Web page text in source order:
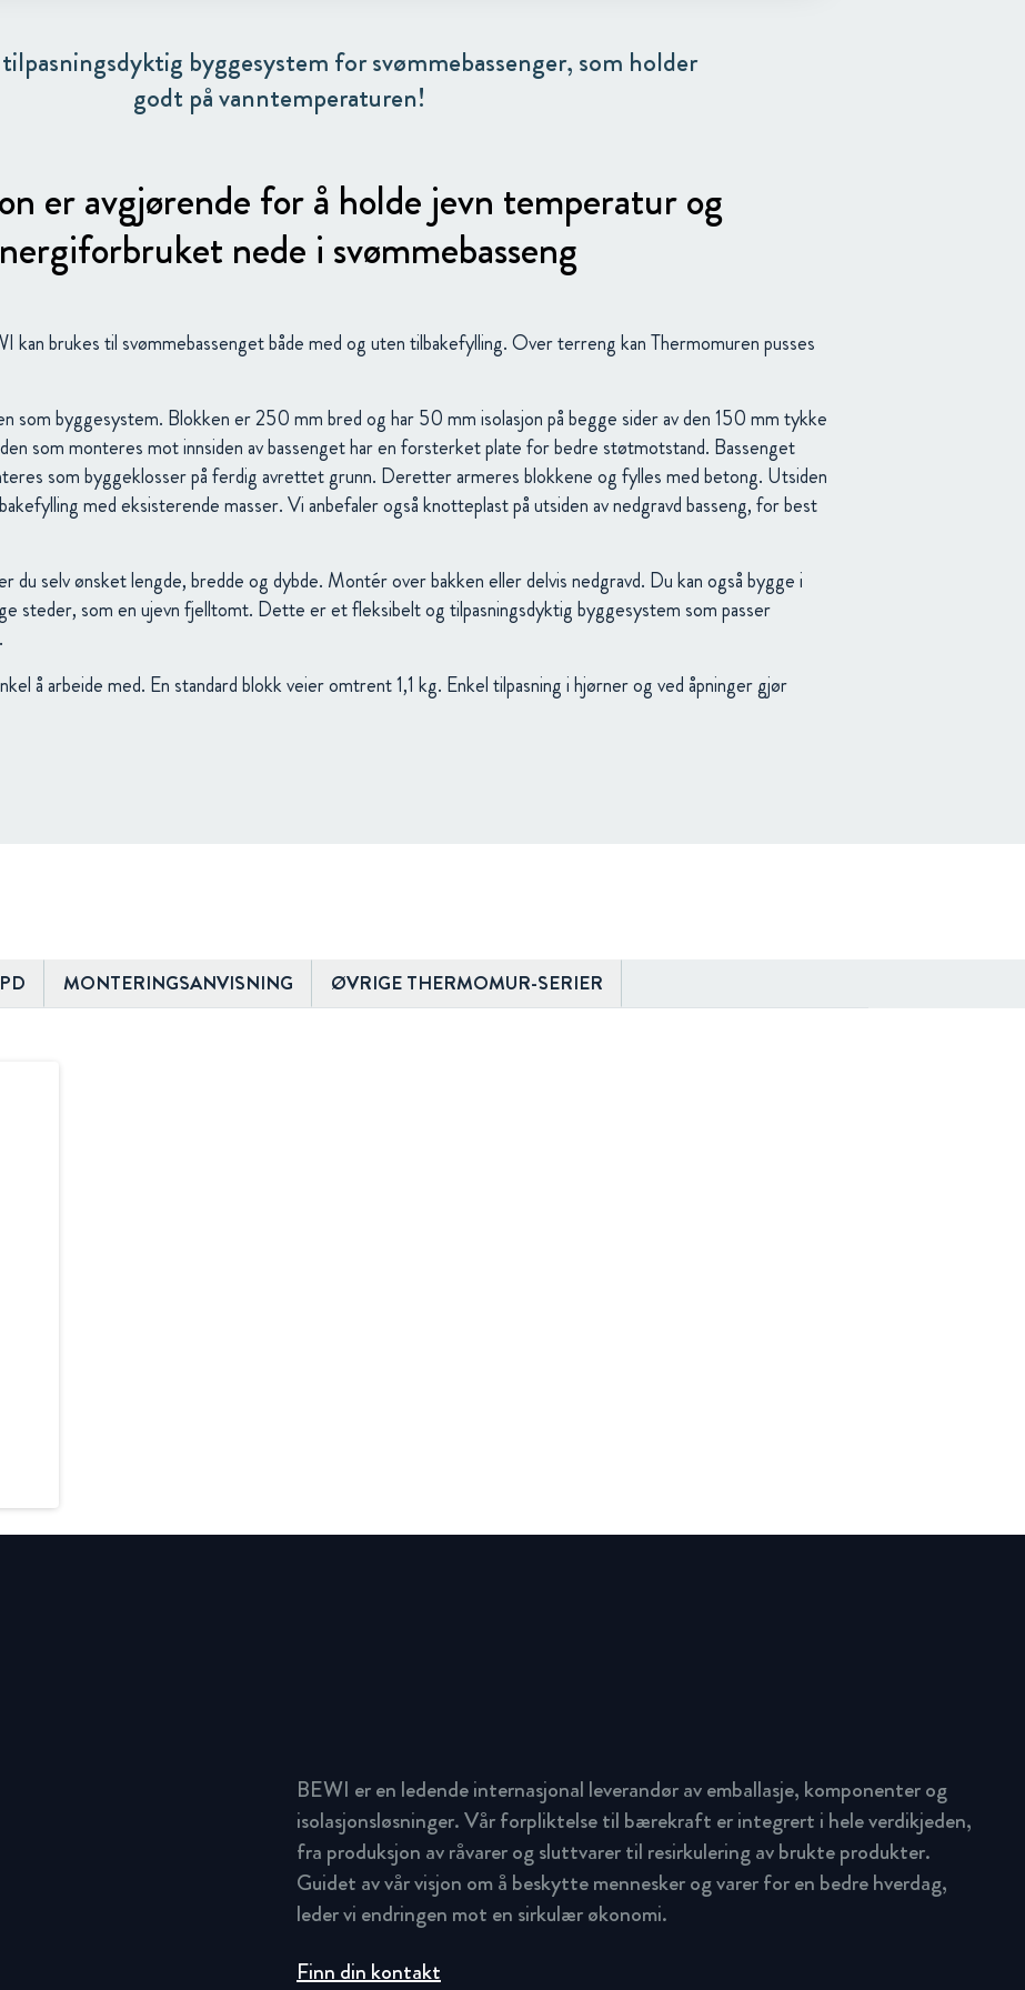
byggesystem for svømmebassenger, som holder
godt på vanntemperaturen!
er avgjørende for å holde jevn temperatur og
nede i svømmebasseng
kan brukes til svømmebassenget både med og uten tilbakefylling. Over terreng kan Thermomuren pusses
som byggesystem. Blokken er 250 mm bred og har 50 mm isolasjon på begge sider av den 150 mm tykke
som monteres mot innsiden av bassenget har en forsterket plate for bedre støtmotstand. Bassenget
som byggeklosser på ferdig avrettet grunn. Deretter armeres blokkene og fylles med betong. Utsiden
med eksisterende masser. Vi anbefaler også knotteplast på utsiden av nedgravd basseng, for best
du selv ønsket lengde, bredde og dybde. Montér over bakken eller delvis nedgravd. Du kan også bygge i
steder, som en ujevn fjelltomt. Dette er et fleksibelt og tilpasningsdyktig byggesystem som passer
å arbeide med. En standard blokk veier omtrent 1,1 kg. Enkel tilpasning i hjørner og ved åpninger gjør
MONTERINGSANVISNING ØVRIGE THERMOMUR-SERIER
BEWI er en ledende internasjonal leverandør av emballasje, komponenter og
isolasjonsløsninger. Vår forpliktelse til bærekraft er integrert i hele verdikjeden,
fra produksjon av råvarer og sluttvarer til resirkulering av brukte produkter.
Guidet av vår visjon om å beskytte mennesker og varer for en bedre hverdag,
leder vi endringen mot en sirkulær økonomi.
Finn din kontakt